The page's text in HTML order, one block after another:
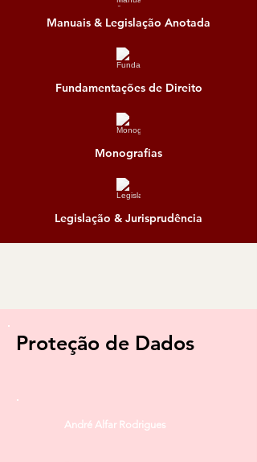
Manuais & Legislação Anotada
Fundamentações de Direito
Monografias
Legislação & Jurisprudência
Proteção de Dados
André Alfar Rodrigues